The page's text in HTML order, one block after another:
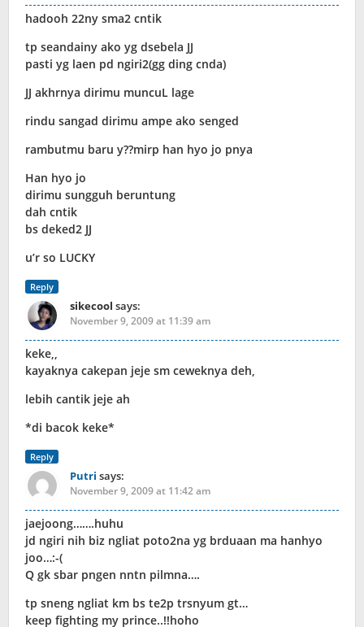
hadooh 22ny sma2 cntik
tp seandainy ako yg dsebela JJ
pasti yg laen pd ngiri2(gg ding cnda)
JJ akhrnya dirimu muncuL lage
rindu sangad dirimu ampe ako senged
rambutmu baru y??mirp han hyo jo pnya
Han hyo jo
dirimu sungguh beruntung
dah cntik
bs deked2 JJ
u’r so LUCKY
Reply
sikecool says:
November 9, 2009 at 11:39 am
keke,,
kayaknya cakepan jeje sm ceweknya deh,
lebih cantik jeje ah
*di bacok keke*
Reply
Putri says:
November 9, 2009 at 11:42 am
jaejoong…….huhu
jd ngiri nih biz ngliat poto2na yg brduaan ma hanhyo
joo…:-(
Q gk sbar pngen nntn pilmna….
tp sneng ngliat km bs te2p trsnyum gt…
keep fighting my prince..!!hoho